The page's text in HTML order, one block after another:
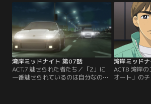
う。そして、アキオも「Z」がまる
で走ることを拒否しているような感
覚を持ち始めていたのだった。翌
日、零奈の元へ「悪魔のZ」を作っ
た人間がわかったと連絡が入る。
【提供：バンダイチャンネル】
「Z」のエン
いう。その
走れるよう
してほしい
けるのだっ
ャンネル】
湾岸ミッドナイト 第07話
ACT.7 魅せられた者たち／「Z」に
一番魅せられているのは自分なので
湾岸ミッド
ACT.8 湾岸
オート」の